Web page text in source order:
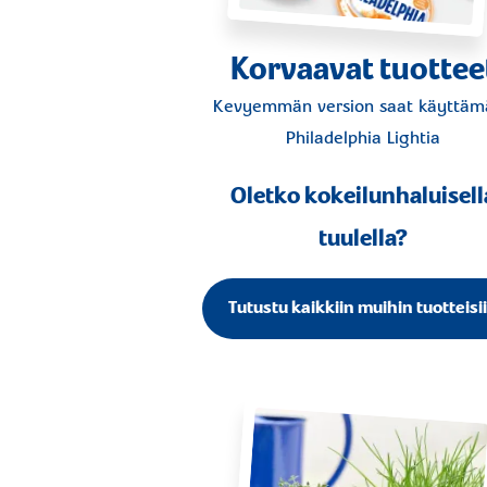
Korvaavat
Kevyemmän version saat
Philadelphia Lightia
Oletko
tuulella?
Tutustu kaikkiin muihin